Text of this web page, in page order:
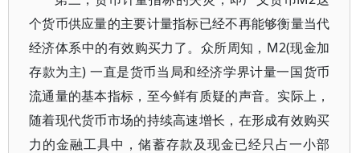
个货币供应量的主要计量指标已经不再能够衡量当代
经济体系中的有效购买力了。众所周知，M2(现金加
存款为主) 一直是货币当局和经济学界计量一国货币
流通量的基本指标，至今鲜有质疑的声音。实际上，
随着现代货币市场的持续高速增长，在形成有效购买
力的金融工具中，储蓄存款及现金已经只占一小部